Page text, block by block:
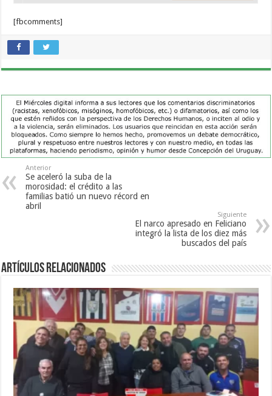
[fbcomments]
Anterior
Se aceleró la suba de la
morosidad: el crédito a las
familias batió un nuevo récord en
abril
Siguiente
El narco apresado en Feliciano
integró la lista de los diez más
buscados del país
Artículos Relacionados